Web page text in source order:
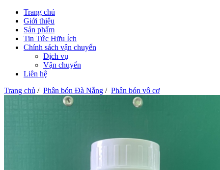
Trang chủ
Giới thiệu
Sản phẩm
Tin Tức Hữu Ích
Chính sách vận chuyển
Dịch vụ
Vận chuyển
Liên hệ
Trang chủ / Phân bón Đà Nẵng / Phân bón vô cơ